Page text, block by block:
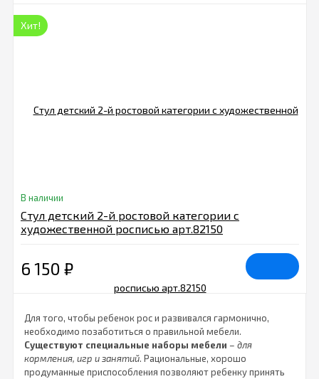
Хит!
В наличии
Стул детский 2-й ростовой категории с
художественной росписью арт.82150
6 150 ₽
Для того, чтобы ребенок рос и развивался гармонично,
необходимо позаботиться о правильной мебели.
Существуют специальные наборы мебели – для
кормления, игр и занятий. Рациональные, хорошо
продуманные приспособления позволяют ребенку принять